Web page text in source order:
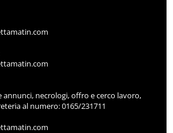
annunci, necrologi, offro e cerco lavoro,
al numero: 0165/231711